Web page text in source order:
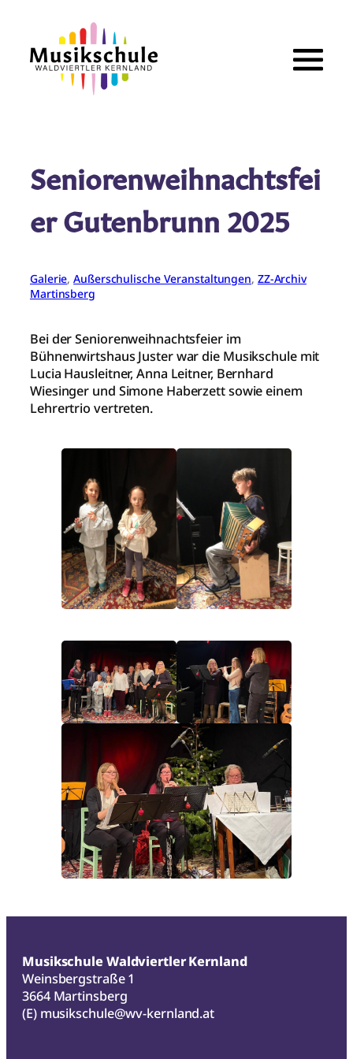
springen
Seniorenweihnachtsfei
er Gutenbrunn 2025
Galerie, Außerschulische Veranstaltungen, ZZ-Archiv
Martinsberg
Bei der Seniorenweihnachtsfeier im
Bühnenwirtshaus Juster war die Musikschule mit
Lucia Hausleitner, Anna Leitner, Bernhard
Wiesinger und Simone Haberzett sowie einem
Lehrertrio vertreten.
Musikschule Waldviertler Kernland
Weinsbergstraße 1
3664 Martinsberg
(E) musikschule@wv-kernland.at